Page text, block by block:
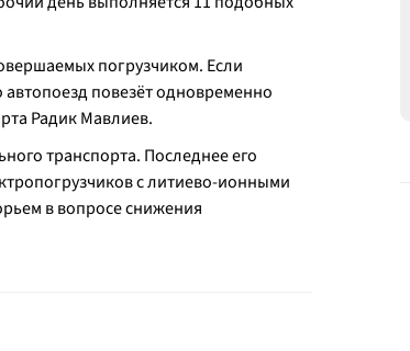
погрузчиком. Если
автопоезд повезёт одновременно
Радик Мавлиев.
транспорта. Последнее его
с литиево-ионными
в вопросе снижения